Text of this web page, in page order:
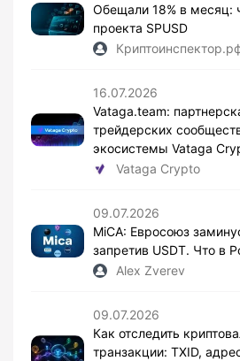
Обещали 18% в месяц:
проекта SPUSD
16.07.2026
Vataga.team:
трейдерских
экосистемы Vataga
Vataga Crypto
09.07.2026
MiCA: Евросоюз
запретив USDT. Что в
Alex Zverev
09.07.2026
Как отследить
транзакции: TXID,